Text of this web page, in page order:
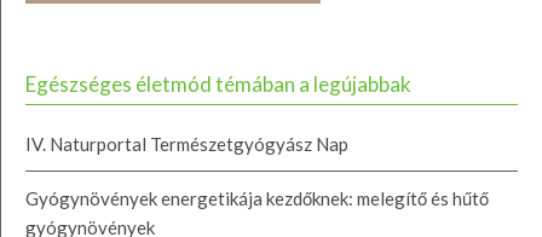
Egészséges életmód témában a legújabbak
IV. Naturportal Természetgyógyász Nap
Gyógynövények energetikája kezdőknek: melegítő és hűtő
gyógynövények